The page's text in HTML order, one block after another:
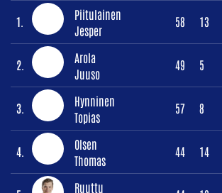
1.
Piitulainen
Jesper
58 13
2.
Arola
Juuso
49 5
3.
Hynninen
Topias
57 8
4.
Olsen
Thomas
44 14
Ruuttu